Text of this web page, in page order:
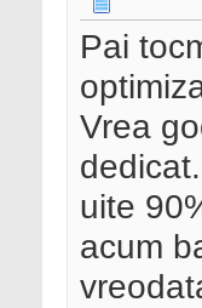
Pai
Vrea
uite
acum